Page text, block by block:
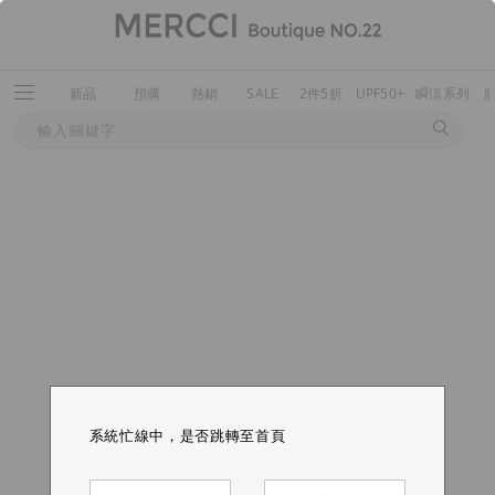
新品 預購 熱銷 SALE 2件5折 UPF50+ 瞬涼系列
系統忙線中，是否跳轉至首頁
系統忙線中，是否跳轉至首頁
系統忙線中，是否跳轉至首頁
系統忙線中，是否跳轉至首頁
系統忙線中，是否跳轉至首頁